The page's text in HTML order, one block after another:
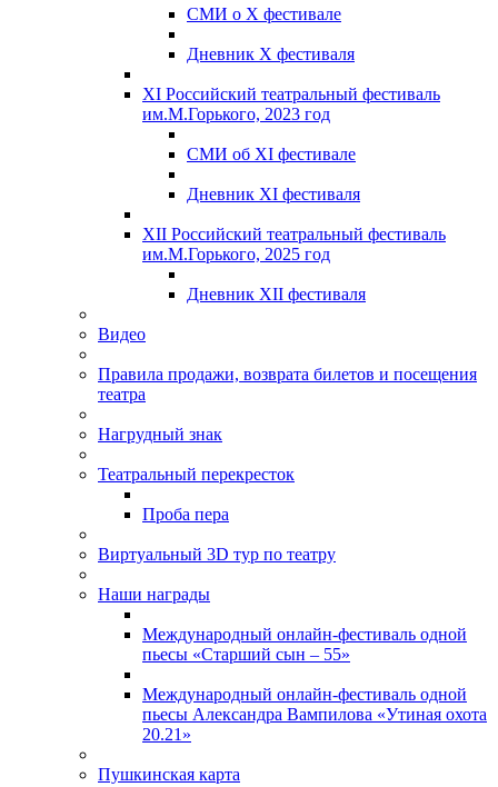
СМИ о X фестивале
Дневник X фестиваля
XI Российский театральный фестиваль
им.М.Горького, 2023 год
СМИ об XI фестивале
Дневник XI фестиваля
XII Российский театральный фестиваль
им.М.Горького, 2025 год
Дневник XII фестиваля
Видео
Правила продажи, возврата билетов и посещения
театра
Нагрудный знак
Театральный перекресток
Проба пера
Виртуальный 3D тур по театру
Наши награды
Международный онлайн-фестиваль одной
пьесы «Старший сын – 55»
Международный онлайн-фестиваль одной
пьесы Александра Вампилова «Утиная охота
20.21»
Пушкинская карта